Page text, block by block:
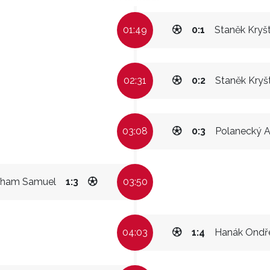
01:49 Staněk
0:1
02:31 Staněk
0:2
03:08 Polanecký
0:3
Samuel 1:3 03:50
04:03 Hanák
1:4